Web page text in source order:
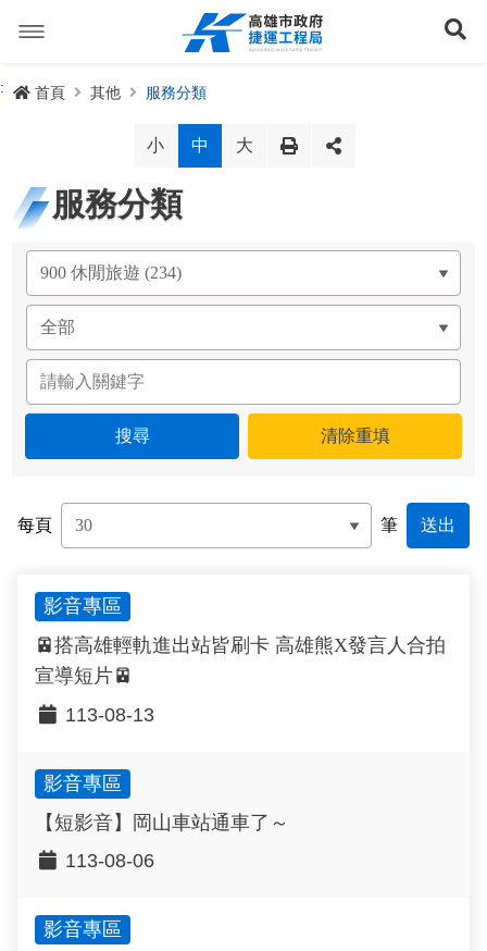
容
捷運路線進度圖
路網簡介
路網規劃
規劃中
捷運紫線
興建中
岡山路竹延伸線(第二A階段)
岡山路竹延伸線(第二B階段)
小港林園線
岡山路竹延伸線(第一階段)
訊息專區
公聽會與說明會
政府資訊公開
政風園地
打詐儀錶板
局長信箱
禁限建專區
常見問答
雙語詞彙
交流互動
照片集錦
輕軌知識站
輕軌與傳統火車
輕軌與公車捷運
無架空線
關於我們
本局沿革
服務電話
網站導覽
首頁 其他 服務分類
小 中 大
服務分類
每頁 筆
影音專區
🚈搭高雄輕軌進出站皆刷卡 高雄熊X發言人合拍
宣導短片🚈
113-08-13
影音專區
【短影音】岡山車站通車了～
113-08-06
影音專區